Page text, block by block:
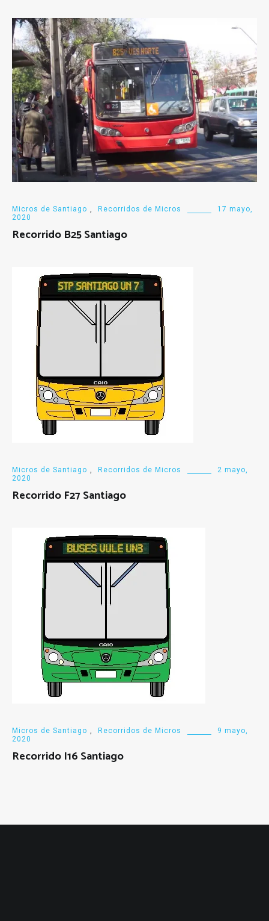
Micros de Santiago , Recorridos de Micros
17 mayo,
2020
Recorrido B25 Santiago
Micros de Santiago , Recorridos de Micros
2 mayo,
2020
Recorrido F27 Santiago
Micros de Santiago , Recorridos de Micros
9 mayo,
2020
Recorrido I16 Santiago